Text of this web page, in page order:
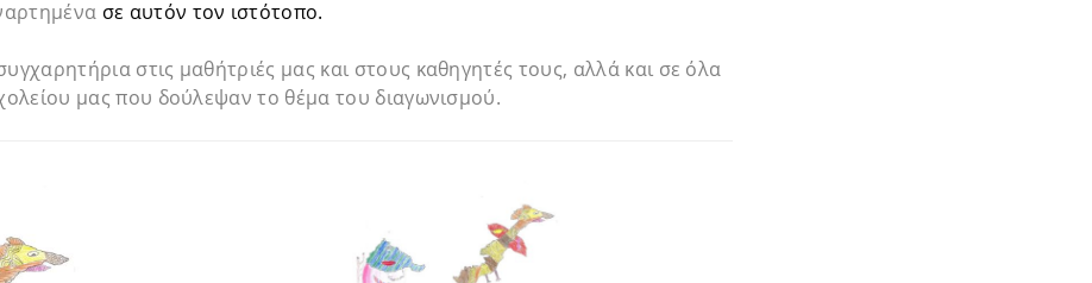
σε αυτόν τον ιστότοπο.
στις μαθήτριές μας και στους καθηγητές τους, αλλά και σε όλα
μας που δούλεψαν το θέμα του διαγωνισμού.